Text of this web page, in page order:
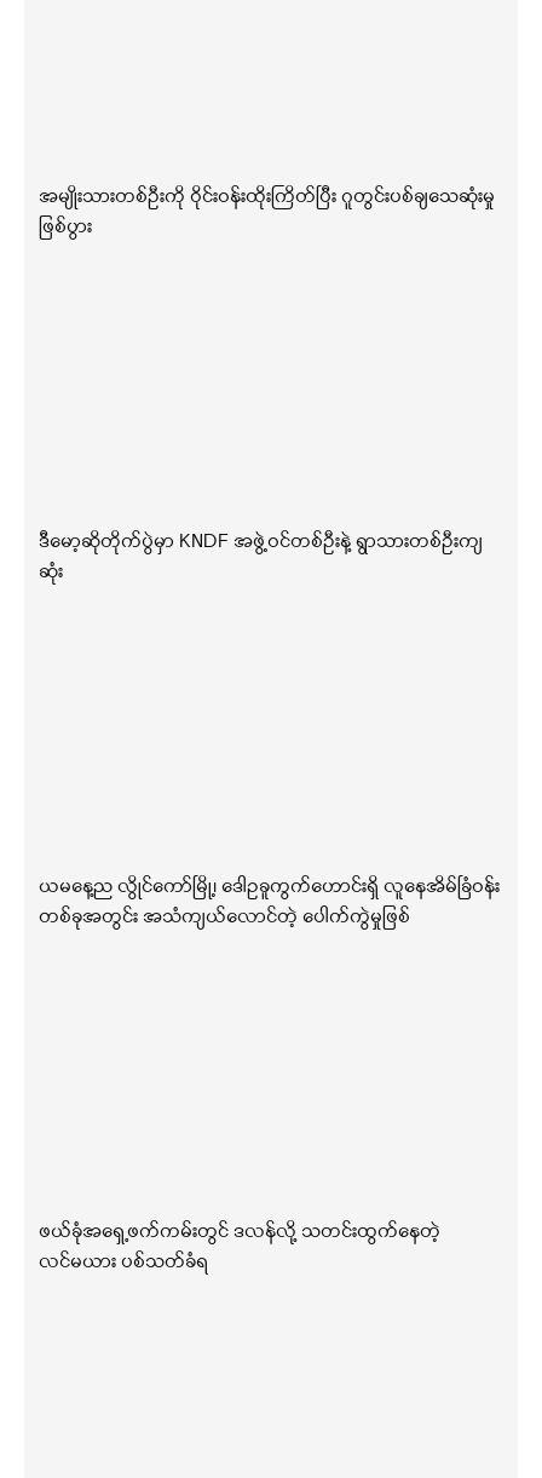
အမျိုးသားတစ်ဦးကို ဝိုင်းဝန်းထိုးကြိတ်ပြီး ဂူတွင်းပစ်ချသေဆုံးမှု
ဖြစ်ပွား
ဒီမော့ဆိုတိုက်ပွဲမှာ KNDF အဖွဲ့ဝင်တစ်ဦးနဲ့ ရွာသားတစ်ဦးကျ
ဆုံး
ယမနေ့ည လွိုင်ကော်မြို့၊ ဒေါဥခူကွက်ဟောင်းရှိ လူနေအိမ်ခြံဝန်း
တစ်ခုအတွင်း အသံကျယ်လောင်တဲ့ ပေါက်ကွဲမှုဖြစ်
ဖယ်ခုံအရှေ့ဖက်ကမ်းတွင် ဒလန်လို့ သတင်းထွက်နေတဲ့
လင်မယား ပစ်သတ်ခံရ